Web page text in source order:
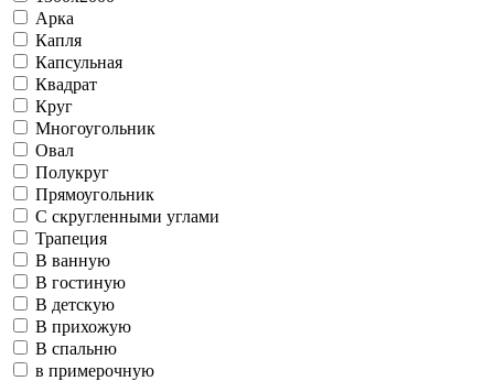
Арка
Капля
Капсульная
Квадрат
Круг
Многоугольник
Овал
Полукруг
Прямоугольник
С скругленными углами
Трапеция
В ванную
В гостиную
В детскую
В прихожую
В спальню
в примерочную